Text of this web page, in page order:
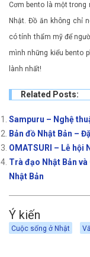
Cơm bento là một trong
Nhật. Đồ ăn không chỉ
có tính thẩm mỹ để
mình những kiểu bento
lành nhất!
Related Posts:
Sampuru – Nghệ
Bản đồ Nhật Bản –
OMATSURI – Lễ hội
Trà đạo Nhật Bản
Nhật Bản
Ý kiến
Cuộc sống ở Nhật